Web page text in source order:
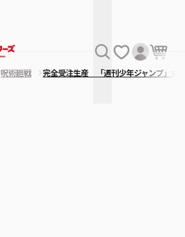
呪術廻戦 完全受注生産 「週刊少年ジャンプ」